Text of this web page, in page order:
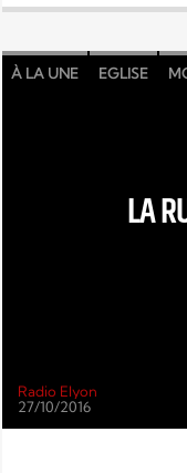
À LA UNE EGLISE
LA
Radio Elyon
27/10/2016